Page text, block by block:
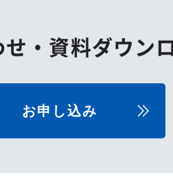
・ 資料ダウン
お申し込み